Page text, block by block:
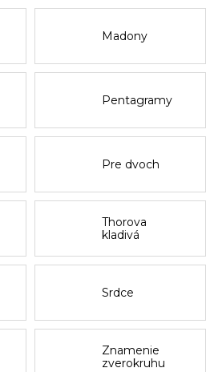
Madony
Pentagramy
Pre dvoch
Thorova
kladivá
Srdce
Znamenie
zverokruhu